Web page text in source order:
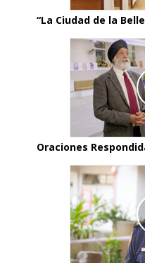
“La Ciudad de la
Oraciones